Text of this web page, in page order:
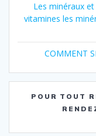
Les minéraux
vitamines les
COMMENT
POUR TOUT